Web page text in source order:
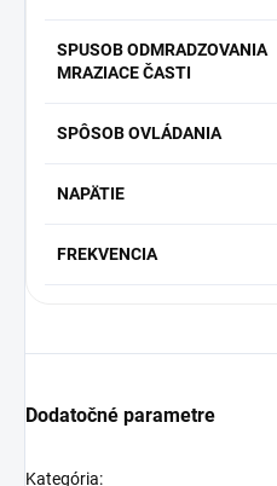
SPUSOB ODMRADZOVANIA
MRAZIACE ČASTI
SPÔSOB OVLÁDANIA
NAPÄTIE
FREKVENCIA
Dodatočné parametre
Kategória: